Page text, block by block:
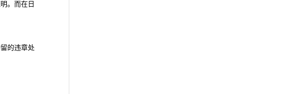
。而在日
的违章处